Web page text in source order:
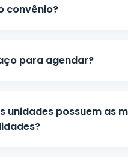
convênio?
forma particular, com
e opções de
para agendar?
Basta escolher a
unidades possuem as